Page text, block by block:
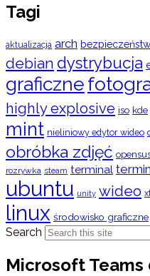
Tagi
aktualizacja arch
debian dystrybucja
graficzne
highly explosive iso kde
mint nieliniowy edytor wideo
obróbka zdjęć
rozrywka steam terminal
ubuntu unity wideo
linux środowisko graficzne
Search
Microsoft Teams